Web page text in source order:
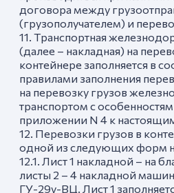
договора между
(грузополучателем) и
11. Транспортная
(далее – накладная) на
контейнере заполняется в
правилами заполнения
на перевозку грузов
транспортом с
приложении N 4 к
12. Перевозки грузов в
одной из следующих форм
12.1. Лист 1 накладной – на
листы 2 – 4 накладной
ГУ-29у-ВЦ. Лист 1